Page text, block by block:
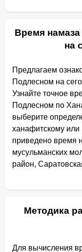
Время
на
Предлагаем
Подлесном на
Узнайте точное
Подлесном по
выберите
ханафитскому
приведено время
мусульманских
район,
Методика
Для вычисления